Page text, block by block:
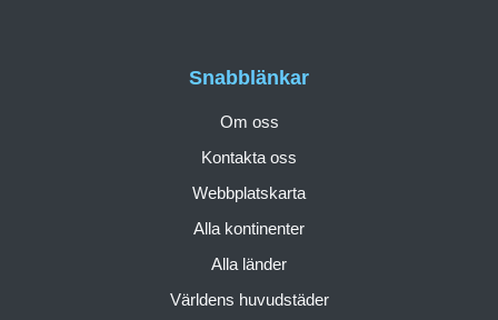
Snabblänkar
Om oss
Kontakta oss
Webbplatskarta
Alla kontinenter
Alla länder
Världens huvudstäder